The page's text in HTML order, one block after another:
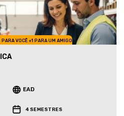
VOCÊ +1 PARA UM AMIGO
EAD
4 SEMESTRES